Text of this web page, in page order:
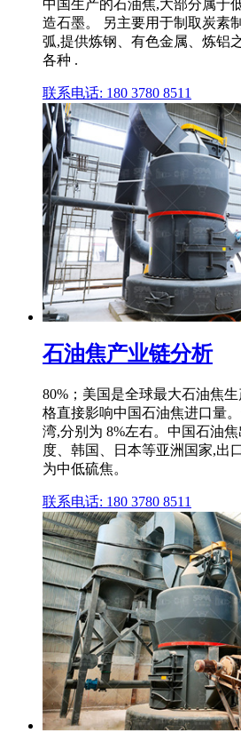
中国生产的石油焦,大部分属于
造石墨。 另主要用于制取炭素
弧,提供炼钢、有色金属、炼铝
各种 .
联系电话: 180 3780 8511
石油焦产业链分析
80%；美国是全球最大石油焦
格直接影响中国石油焦进口量
湾,分别为 8%左右。中国石油
度、韩国、日本等亚洲国家,出
为中低硫焦。
联系电话: 180 3780 8511